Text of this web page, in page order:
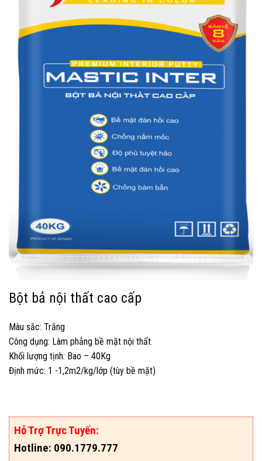
Bột bả nội thất cao cấp
Màu sắc: Trắng
Công dụng: Làm phẳng bề mặt nội thất.
Khối lượng tịnh: Bao – 40Kg
Định mức: 1 -1,2m2/kg/lớp (tùy bề mặt)
Hỗ Trợ Trực Tuyến:
Hotline: 090.1779.777